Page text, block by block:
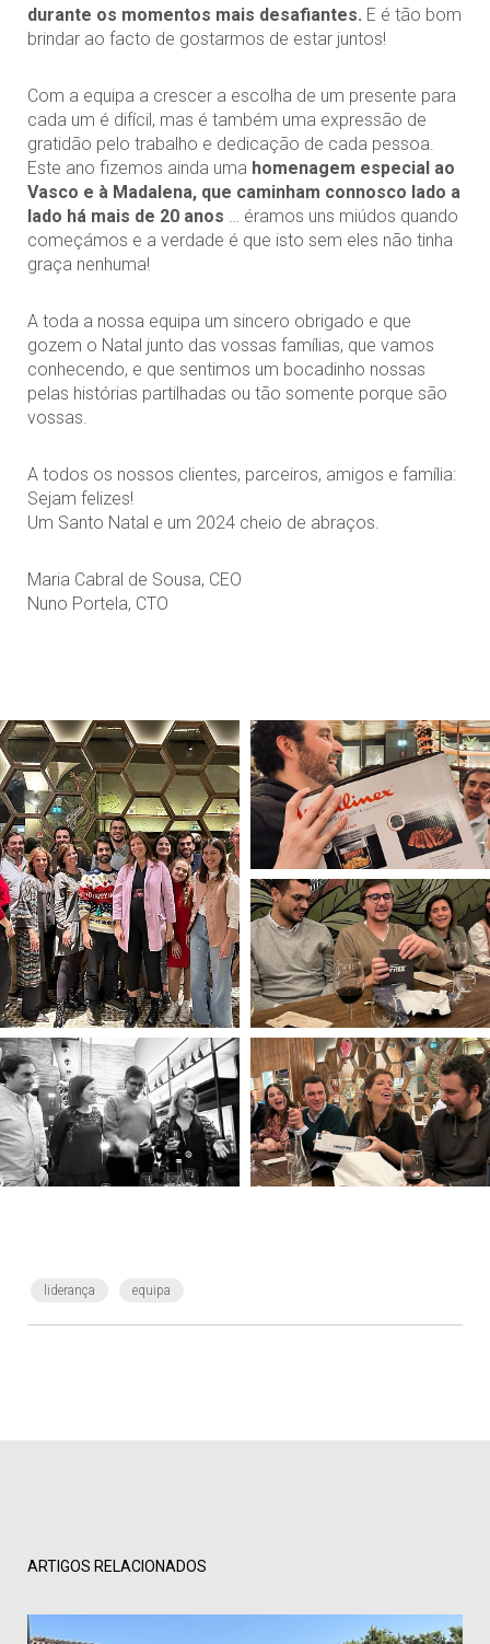
durante os momentos mais desafiantes. E é tão bom
brindar ao facto de gostarmos de estar juntos!
Com a equipa a crescer a escolha de um presente para
cada um é difícil, mas é também uma expressão de
gratidão pelo trabalho e dedicação de cada pessoa.
Este ano fizemos ainda uma homenagem especial ao
Vasco e à Madalena, que caminham connosco lado a
lado há mais de 20 anos … éramos uns miúdos quando
começámos e a verdade é que isto sem eles não tinha
graça nenhuma!
A toda a nossa equipa um sincero obrigado e que
gozem o Natal junto das vossas famílias, que vamos
conhecendo, e que sentimos um bocadinho nossas
pelas histórias partilhadas ou tão somente porque são
vossas.
A todos os nossos clientes, parceiros, amigos e família:
Sejam felizes!
Um Santo Natal e um 2024 cheio de abraços.
Maria Cabral de Sousa, CEO
Nuno Portela, CTO
liderança equipa
ARTIGOS RELACIONADOS